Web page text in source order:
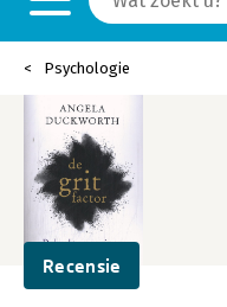
Psychologie
Recensie